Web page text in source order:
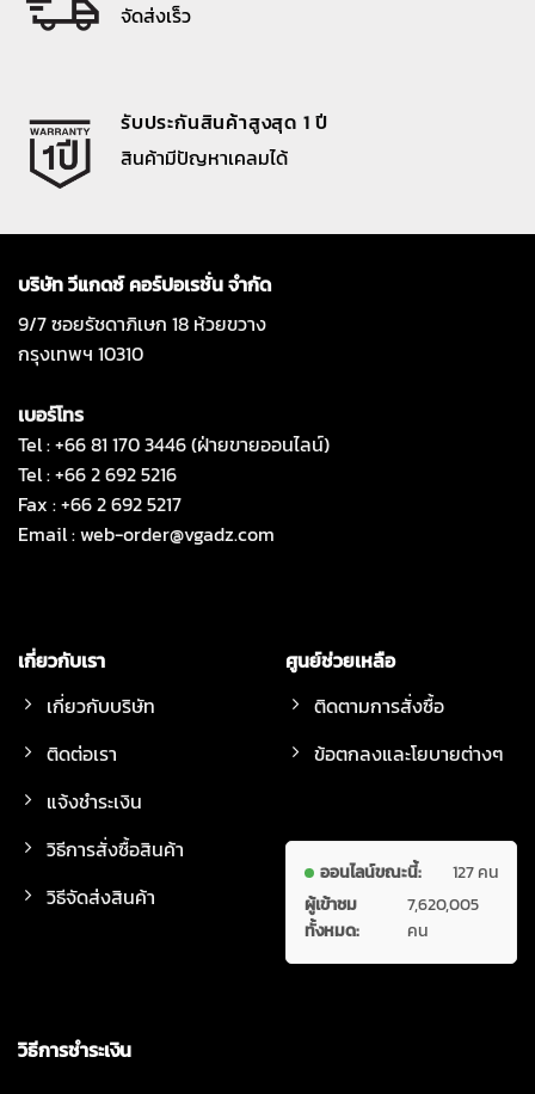
จัดส่งเร็ว
รับประกันสินค้าสูงสุด 1 ปี
สินค้ามีปัญหาเคลมได้
บริษัท วีแกดซ์ คอร์ปอเรชั่น จำกัด
9/7 ซอยรัชดาภิเษก 18 ห้วยขวาง
กรุงเทพฯ 10310
เบอร์โทร
Tel : +66 81 170 3446 (ฝ่ายขายออนไลน์)
Tel : +66 2 692 5216
Fax : +66 2 692 5217
Email :web-order@vgadz.com
เกี่ยวกับเรา
เกี่ยวกับบริษัท
ติดต่อเรา
แจ้งชำระเงิน
วิธีการสั่งซื้อสินค้า
วิธีจัดส่งสินค้า
ศูนย์ช่วยเหลือ
ติดตามการสั่งซื้อ
ข้อตกลงและโยบายต่างๆ
ออนไลน์ขณะนี้:
127 คน
ผู้เข้าชม
ทั้งหมด:
7,620,005
คน
วิธีการชำระเงิน